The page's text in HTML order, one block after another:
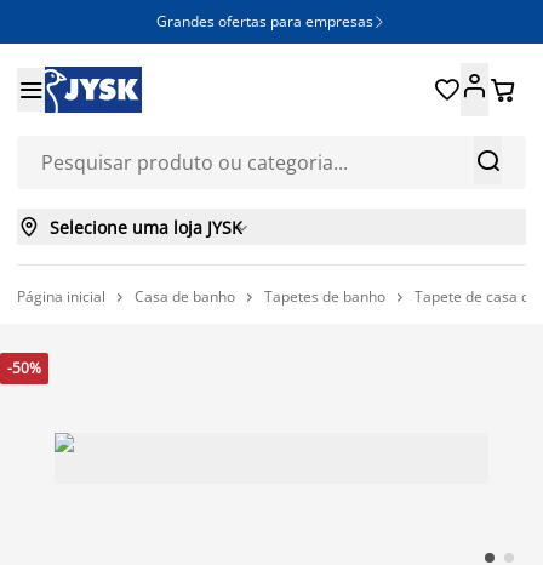
Grandes ofertas para empresas 


 
 Selecione uma loja JYSK
Página inicial  Casa de banho  Tapetes de banho  Tapete de casa de
-50%